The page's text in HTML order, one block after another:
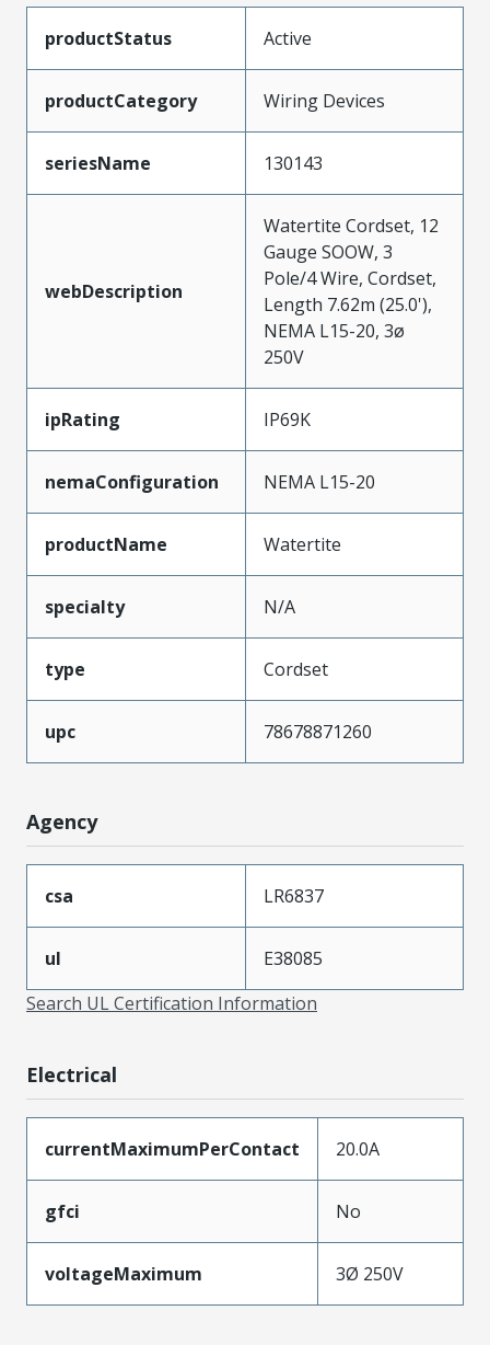
productStatus Active
productCategory Wiring Devices
seriesName 130143
webDescription
Watertite Cordset, 12
Gauge SOOW, 3
Pole/4 Wire, Cordset,
Length 7.62m (25.0'),
NEMA L15-20, 3ø
250V
ipRating IP69K
nemaConfiguration NEMA L15-20
productName Watertite
specialty N/A
type Cordset
upc 78678871260
Agency
csa LR6837
ul
E38085
Search UL Certification Information
Electrical
currentMaximumPerContact 20.0A
gfci No
voltageMaximum 3Ø 250V